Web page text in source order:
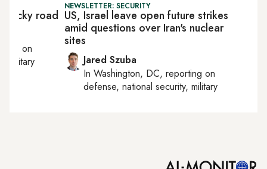
NEWSLETTER: SECURITY
US, Israel leave open future strikes
amid questions over Iran's nuclear
sites
Jared Szuba
In Washington, DC, reporting on
defense, national security, military
rocky road
on
military